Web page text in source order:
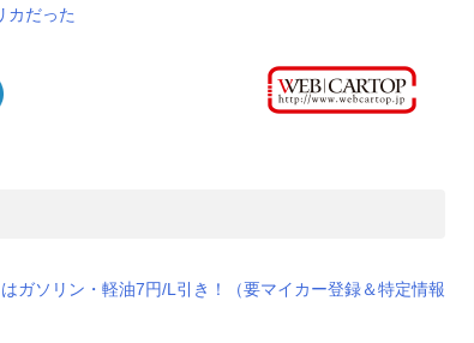
カだった
ガソリン・軽油7円/L引き！（要マイカー登録＆特定情報